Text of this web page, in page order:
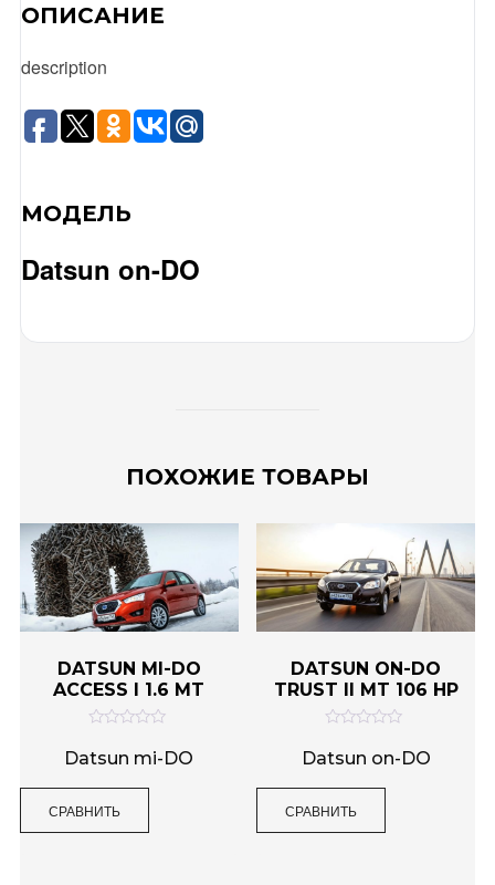
ОПИСАНИЕ
description
МОДЕЛЬ
Datsun on-DO
ПОХОЖИЕ ТОВАРЫ
DATSUN MI-DO
ACCESS I 1.6 MT
ц
е
а
Datsun mi-DO
СРАВНИТЬ
DATSUN ON-DO
TRUST II MT 106 HP
ц
е
а
Datsun on-DO
СРАВНИТЬ